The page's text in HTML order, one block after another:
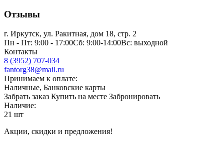
Отзывы
г. Иркутск, ул. Ракитная, дом 18, стр. 2
Пн - Пт: 9:00 - 17:00Сб: 9:00-14:00Вс: выходной
Контакты
8 (3952) 707-034
fantorg38@mail.ru
Принимаем к оплате:
Наличные, Банковские карты
Забрать заказ Купить на месте Забронировать
Наличие:
21 шт
Акции, скидки и предложения!